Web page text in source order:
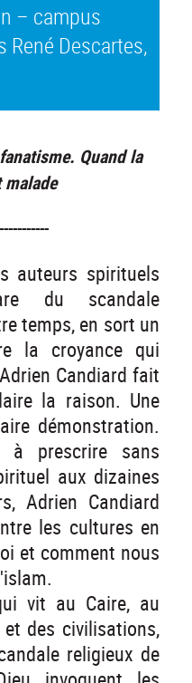
– campus
René Descartes,
Quand la
auteurs spirituels
du scandale
temps, en sort un
la croyance qui
Candiard fait
la raison. Une
démonstration.
à prescrire sans
aux dizaines
Adrien Candiard
les cultures en
et comment nous
vit au Caire, au
des civilisations,
religieux de